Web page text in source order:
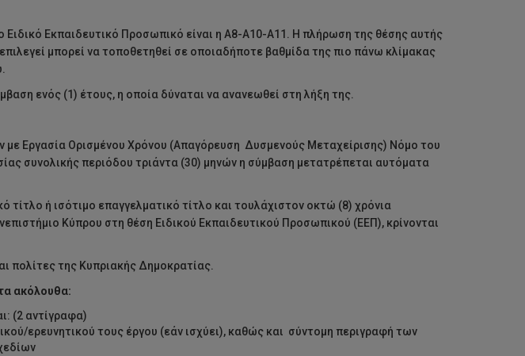
Ειδικό Εκπαιδευτικό Προσωπικό είναι η Α8-Α10-Α11. Η πλήρωση της θέσης αυτής
μπορεί να τοποθετηθεί σε οποιαδήποτε βαθμίδα της πιο πάνω κλίμακας
ενός (1) έτους, η οποία δύναται να ανανεωθεί στη λήξη της.
Εργασία Ορισμένου Χρόνου (Απαγόρευση Δυσμενούς Μεταχείρισης) Νόμο του
συνολικής περιόδου τριάντα (30) μηνών η σύμβαση μετατρέπεται αυτόματα
τίτλο ή ισότιμο επαγγελματικό τίτλο και τουλάχιστον οκτώ (8) χρόνια
Κύπρου στη θέση Ειδικού Εκπαιδευτικού Προσωπικού (ΕΕΠ), κρίνονται
πολίτες της Κυπριακής Δημοκρατίας.
ακόλουθα:
(2 αντίγραφα)
ερευνητικού τους έργου (εάν ισχύει), καθώς και σύντομη περιγραφή των